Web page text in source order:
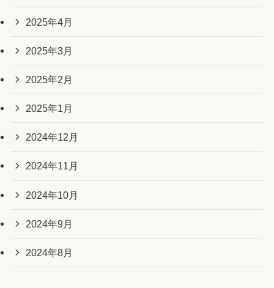
2025年4月
2025年3月
2025年2月
2025年1月
2024年12月
2024年11月
2024年10月
2024年9月
2024年8月